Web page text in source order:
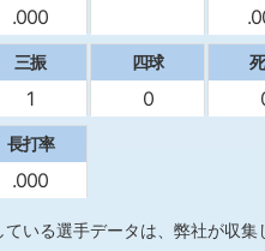
.000
三振
1
四球
0
長打率
.000
ている選手データは、弊社が収